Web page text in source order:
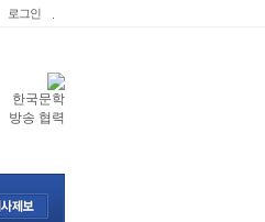
로그인
한국문학
방송 협력